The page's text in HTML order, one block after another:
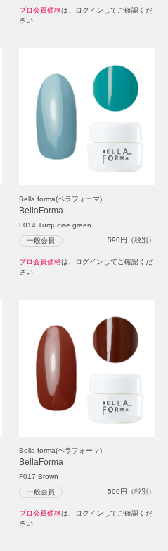
プロ会員価格は、ログインしてご確認くだ
さい
Bella forma(ベラフォーマ)
BellaForma
F014 Turquoise green
一般会員 590円（税別）
プロ会員価格は、ログインしてご確認くだ
さい
Bella forma(ベラフォーマ)
BellaForma
F017 Brown
一般会員 590円（税別）
プロ会員価格は、ログインしてご確認くだ
さい